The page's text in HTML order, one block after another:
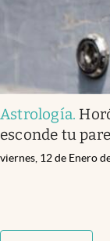
Astrología.
esconde tu
viernes, 12 de Enero